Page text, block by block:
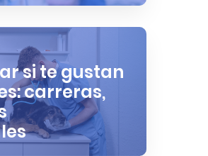
si te gustan
carreras,